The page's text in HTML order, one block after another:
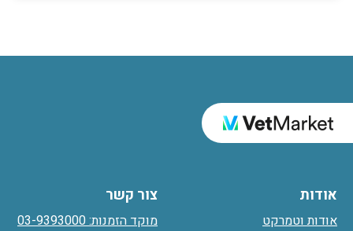
אודות
אודות וטמרקט
צור קשר
מוקד הזמנות: 03-9393000